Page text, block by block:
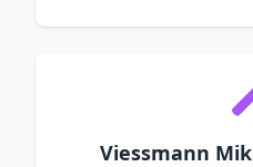
Viessmann